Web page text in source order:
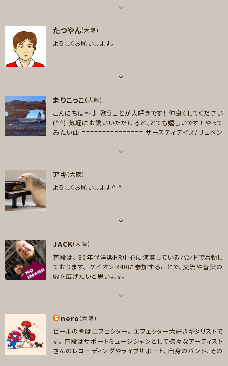
メッセージ
プレイヤー参加予定
いただけて嬉しい(・∀・)
ボーカル
好きなアーティスト
THE YELLOW MONKEY/KingGnu/SIRUP/Bialystocks/藤井風/ONE O
檎/Cooco/MIHIRO/PUSHIM/BUMP OF CHICKEN/SUPER BEAVER/小
skin
好きなジャンル
ロック , ファンク/ブルース , ジャズ/フュージョン , ソウル/R＆B , ボサノバ/
たつやん(大阪)
よろしくお願いします。
ボーカル , ギター
好きなアーティスト
木村カエラ、aiko、福耳、リップスライム、ドリカム、山崎まさよし、スキマスイッ
ツ、ハイロウズ、イエモン、グリーンデイ、椎名林檎、東京事変、スーパーフライ、
シ、斉藤和義、ワイヲリカ、ジュディマリ
好きなジャンル
ポップス , ロック , パンク/メロコア , ハードロック/ヘヴィメタル , ファンク/
ブルース , ジャズ/フュージョン , ボサノバ/ラテン , ヒップホップ/レゲエ
メッセージ
まりこっこ (大阪)
こんにちは〜♪ 歌うことが大好きです！ 仲良くしてください
(^^) 気軽にお誘いいただけると、とても嬉しいです！ やって
みたい曲 =============== サースティデイズ/リュベン
ボーカル
好きなアーティスト
YUKI / JUDY AND MARY / TOM MISCH / HONNE / HUNT CLUB / TAM
好きなジャンル
ポップス
プレイヤー参加予定
アキ(大阪)
よろしくお願いします^ ^
ピアノ/キーボード
好きなジャンル
ポップス , ロック
JACK(大阪)
普段は、'80年代洋楽HR中心に演奏しているバンドで活動し
ております。 ケイオンR40に参加することで、交流や音楽の
幅を広げたいと思います。
ピアノ/キーボード
好きなアーティスト
The Rolling Stones, Journey, Queen, The Who, UFO, Bon Jovi, V
nero (大阪)
ビールの肴はエフェクター。 エフェクター大好きギタリストで
す。 普段はサポートミュージシャンとして様々なアーティスト
さんのレコーディングやライブサポート、自身のバンド、その